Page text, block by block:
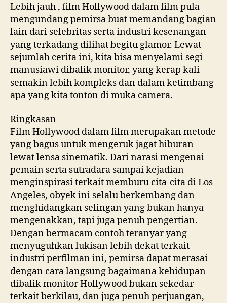
Lebih jauh , film Hollywood dalam film pula
mengundang pemirsa buat memandang bagian
lain dari selebritas serta industri kesenangan
yang terkadang dilihat begitu glamor. Lewat
sejumlah cerita ini, kita bisa menyelami segi
manusiawi dibalik monitor, yang kerap kali
semakin lebih kompleks dan dalam ketimbang
apa yang kita tonton di muka camera.
Ringkasan
Film Hollywood dalam film merupakan metode
yang bagus untuk mengeruk jagat hiburan
lewat lensa sinematik. Dari narasi mengenai
pemain serta sutradara sampai kejadian
menginspirasi terkait memburu cita-cita di Los
Angeles, obyek ini selalu berkembang dan
menghidangkan selingan yang bukan hanya
mengenakkan, tapi juga penuh pengertian.
Dengan bermacam contoh teranyar yang
menyuguhkan lukisan lebih dekat terkait
industri perfilman ini, pemirsa dapat merasai
dengan cara langsung bagaimana kehidupan
dibalik monitor Hollywood bukan sekedar
terkait berkilau, dan juga penuh perjuangan,